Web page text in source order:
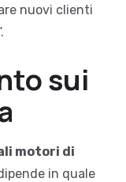
nuovi clienti
sui
motori di
in quale